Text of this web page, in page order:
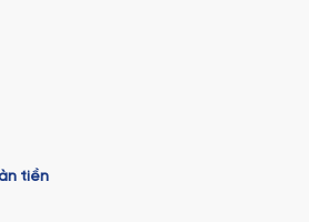
tiền